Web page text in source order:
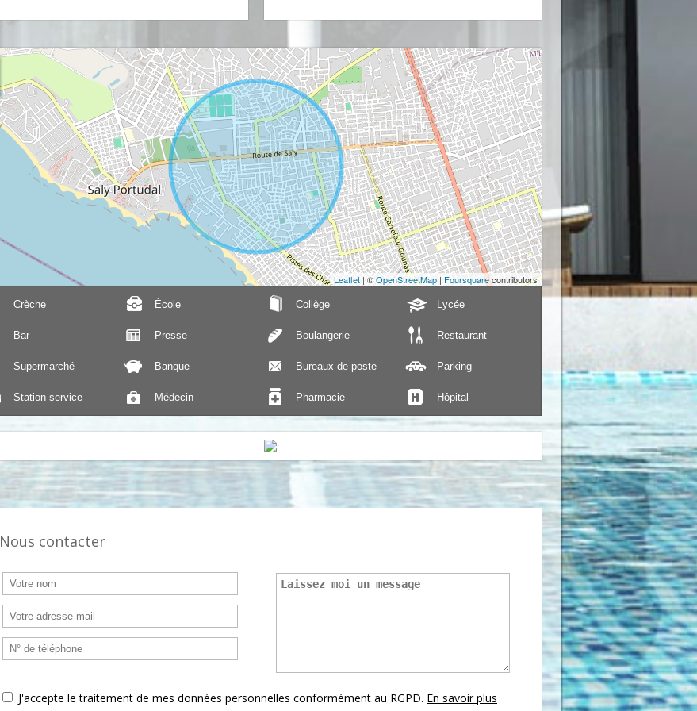
Leaflet | ©OpenStreetMap | Foursquarecontributors
Crèche École Collège Lycée
Bar Presse Boulangerie Restaurant
Supermarché Banque Bureaux de poste Parking
Station service Médecin Pharmacie Hôpital
Nous contacter
J'accepte le traitement de mes données personnelles conformément au RGPD. En savoir plus